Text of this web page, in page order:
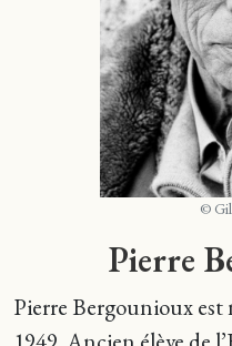
©
Pierre
Pierre Bergounioux est